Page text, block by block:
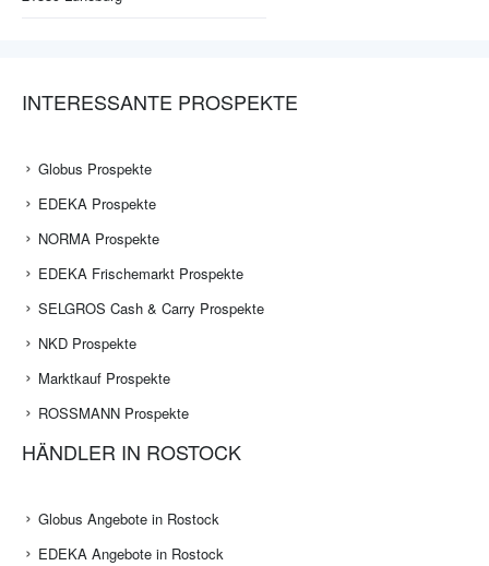
INTERESSANTE PROSPEKTE
Globus Prospekte
EDEKA Prospekte
NORMA Prospekte
EDEKA Frischemarkt Prospekte
SELGROS Cash & Carry Prospekte
NKD Prospekte
Marktkauf Prospekte
ROSSMANN Prospekte
HÄNDLER IN ROSTOCK
Globus Angebote in Rostock
EDEKA Angebote in Rostock